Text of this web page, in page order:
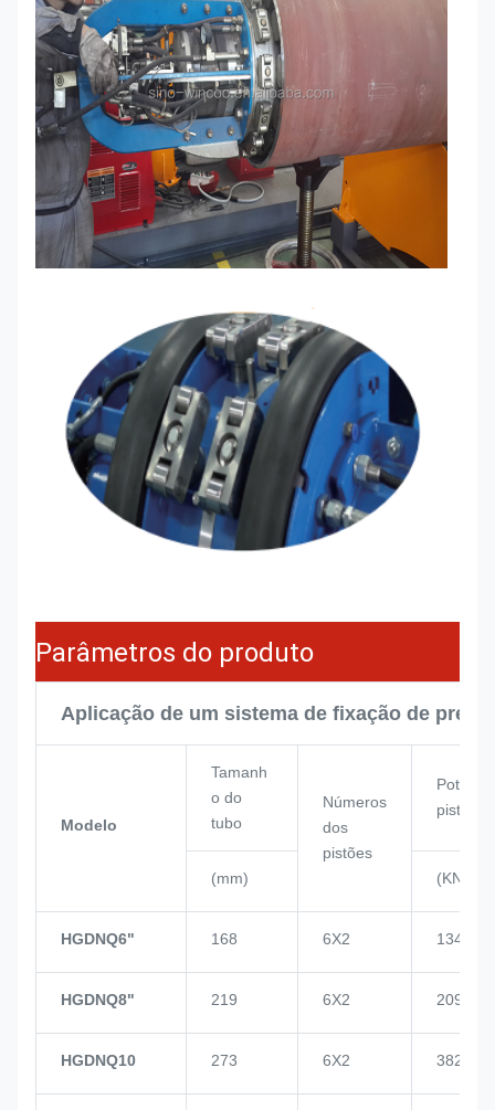
Parâmetros do produto
Aplicação de um sistema de fixação de
Modelo
Tamanh
o do
tubo
Números
dos
pistões
pistão
(mm) (KN)
HGDNQ6" 168 6X2 134
HGDNQ8" 219 6X2 209
HGDNQ10 273 6X2 382